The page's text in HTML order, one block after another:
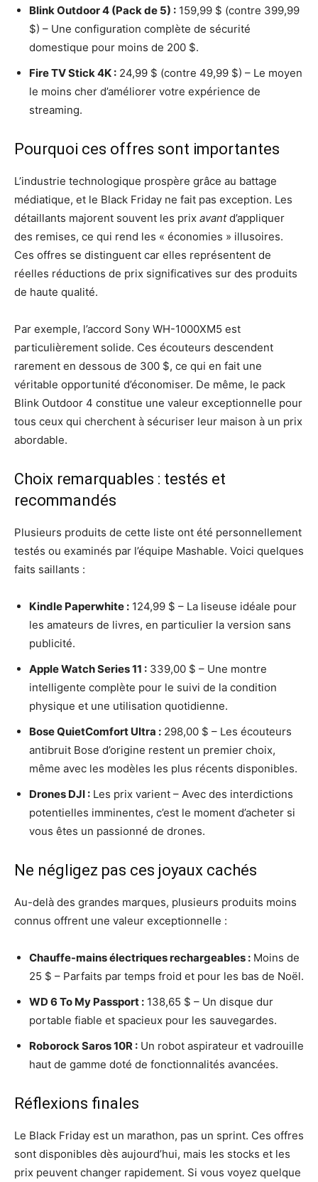
Blink Outdoor 4 (Pack de 5) : 159,99 $ (contre 399,99
$) – Une configuration complète de sécurité
domestique pour moins de 200 $.
Fire TV Stick 4K : 24,99 $ (contre 49,99 $) – Le moyen
le moins cher d’améliorer votre expérience de
streaming.
Pourquoi ces offres sont importantes
L’industrie technologique prospère grâce au battage
médiatique, et le Black Friday ne fait pas exception. Les
détaillants majorent souvent les prix avantd’appliquer
des remises, ce qui rend les « économies » illusoires.
Ces offres se distinguent car elles représentent de
réelles réductions de prix significatives sur des produits
de haute qualité.
Par exemple, l’accord Sony WH-1000XM5 est
particulièrement solide. Ces écouteurs descendent
rarement en dessous de 300 $, ce qui en fait une
véritable opportunité d’économiser. De même, le pack
Blink Outdoor 4 constitue une valeur exceptionnelle pour
tous ceux qui cherchent à sécuriser leur maison à un prix
abordable.
Choix remarquables : testés et
recommandés
Plusieurs produits de cette liste ont été personnellement
testés ou examinés par l’équipe Mashable. Voici quelques
faits saillants :
Kindle Paperwhite : 124,99 $ – La liseuse idéale pour
les amateurs de livres, en particulier la version sans
publicité.
Apple Watch Series 11 : 339,00 $ – Une montre
intelligente complète pour le suivi de la condition
physique et une utilisation quotidienne.
Bose QuietComfort Ultra : 298,00 $ – Les écouteurs
antibruit Bose d’origine restent un premier choix,
même avec les modèles les plus récents disponibles.
Drones DJI : Les prix varient – Avec des interdictions
potentielles imminentes, c’est le moment d’acheter si
vous êtes un passionné de drones.
Ne négligez pas ces joyaux cachés
Au-delà des grandes marques, plusieurs produits moins
connus offrent une valeur exceptionnelle :
Chauffe-mains électriques rechargeables : Moins de
25 $ – Parfaits par temps froid et pour les bas de Noël.
WD 6 To My Passport : 138,65 $ – Un disque dur
portable fiable et spacieux pour les sauvegardes.
Roborock Saros 10R : Un robot aspirateur et vadrouille
haut de gamme doté de fonctionnalités avancées.
Réflexions finales
Le Black Friday est un marathon, pas un sprint. Ces offres
sont disponibles dès aujourd’hui, mais les stocks et les
prix peuvent changer rapidement. Si vous voyez quelque